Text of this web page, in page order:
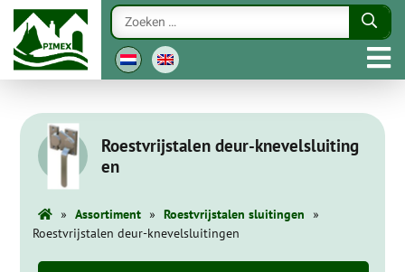
Roestvrijstalen deur-knevelsluiting
en
» Assortiment » Roestvrijstalen sluitingen »
Roestvrijstalen deur-knevelsluitingen